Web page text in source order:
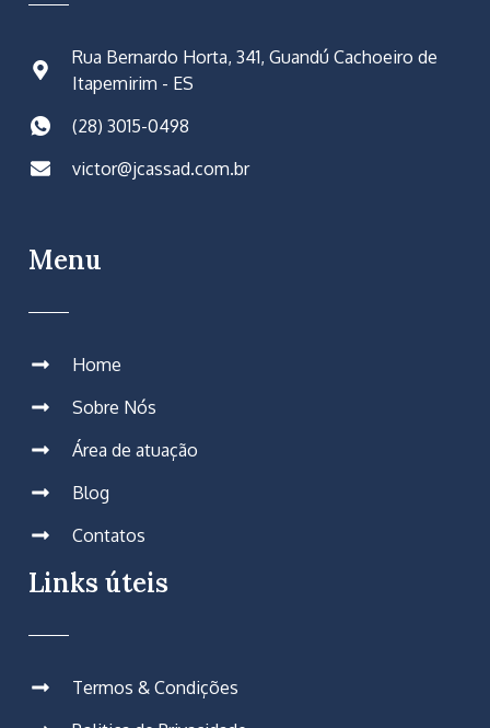
Rua Bernardo Horta, 341, Guandú Cachoeiro de
Itapemirim - ES
(28) 3015-0498
victor@jcassad.com.br
Menu
Home
Sobre Nós
Área de atuação
Blog
Contatos
Links úteis
Termos & Condições